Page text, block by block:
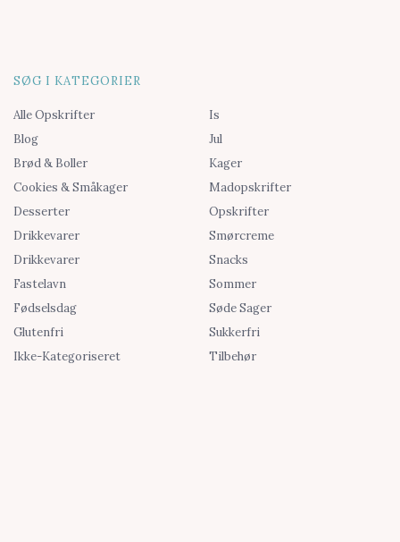
SØG I KATEGORIER
Alle Opskrifter
Blog
Brød & Boller
Cookies & Småkager
Desserter
Drikkevarer
Drikkevarer
Fastelavn
Fødselsdag
Glutenfri
Ikke-Kategoriseret
Is
Jul
Kager
Madopskrifter
Opskrifter
Smørcreme
Snacks
Sommer
Søde Sager
Sukkerfri
Tilbehør